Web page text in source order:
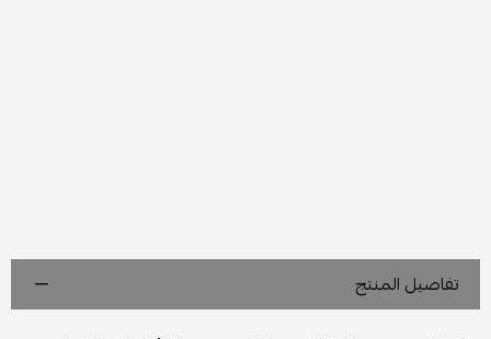
تفاصيل المنتج